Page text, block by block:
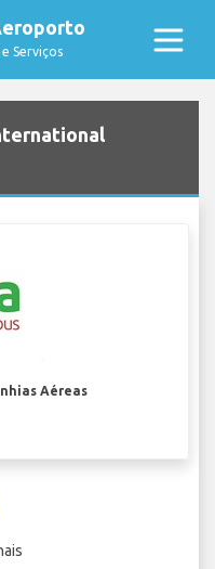
Serviços
Aéreas